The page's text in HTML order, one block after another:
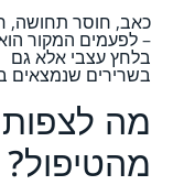
כאב, חוסר תחושה,
– לפעמים המקור
בלחץ עצבי אלא גם
בשרירים שנמצאים
מה לצפות
מהטיפול?